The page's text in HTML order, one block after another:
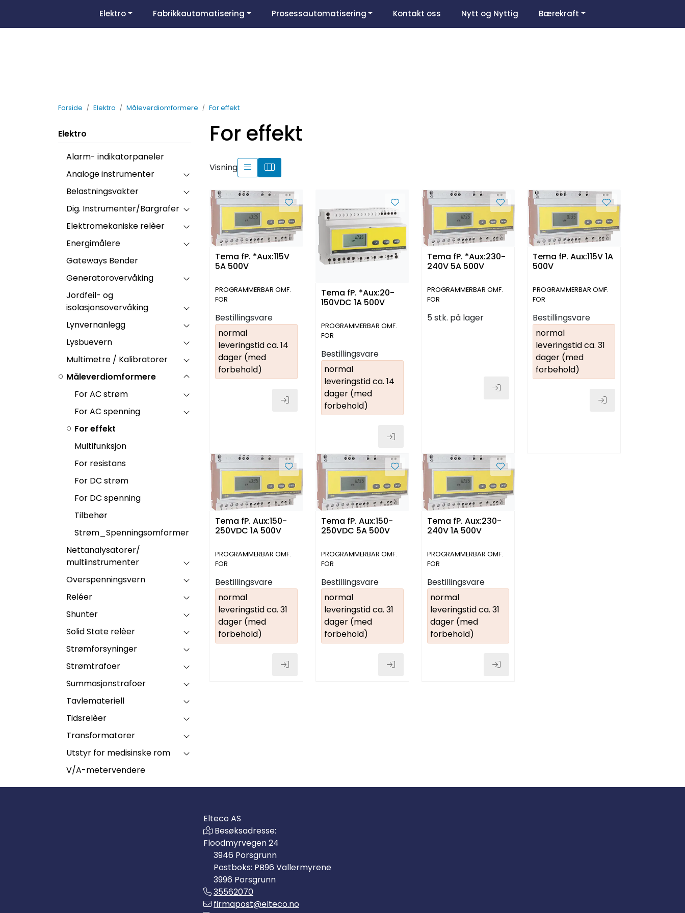
Om oss Favoritter
Elektro Fabrikkautomatisering Prosessautomatisering Kontakt oss Nytt og Nyttig Bærekraft
Forside Elektro Måleverdiomformere For effekt
Elektro
Alarm- indikatorpaneler
Analoge instrumenter
Belastningsvakter
Dig. Instrumenter/Bargrafer
Elektromekaniske relèer
Energimålere
Gateways Bender
Generatorovervåking
Jordfeil- og
isolasjonsovervåking
Lynvernanlegg
Lysbuevern
Multimetre / Kalibratorer
Måleverdiomformere
For AC strøm
For AC spenning
For effekt
Multifunksjon
For resistans
For DC strøm
For DC spenning
Tilbehør
Strøm_Spenningsomformer
Nettanalysatorer/
multiinstrumenter
Overspenningsvern
Reléer
Shunter
Solid State relèer
Strømforsyninger
Strømtrafoer
Summasjonstrafoer
Tavlemateriell
Tidsrelèer
Transformatorer
Utstyr for medisinske rom
V/A-metervendere
For effekt
Visning
Tema fP. *Aux:115V
5A 500V
PROGRAMMERBAR OMF.
FOR
Bestillingsvare
normal
leveringstid ca. 14
dager (med
forbehold)
Tema fP. *Aux:20-
150VDC 1A 500V
PROGRAMMERBAR OMF.
FOR
Bestillingsvare
normal
leveringstid ca. 14
dager (med
forbehold)
Tema fP. *Aux:230-
240V 5A 500V
PROGRAMMERBAR OMF.
FOR
5 stk. på lager
Tema fP. Aux:115V 1A
500V
PROGRAMMERBAR OMF.
FOR
Bestillingsvare
normal
leveringstid ca. 31
dager (med
forbehold)
Tema fP. Aux:150-
250VDC 1A 500V
PROGRAMMERBAR OMF.
FOR
Bestillingsvare
normal
leveringstid ca. 31
dager (med
forbehold)
Tema fP. Aux:150-
250VDC 5A 500V
PROGRAMMERBAR OMF.
FOR
Bestillingsvare
normal
leveringstid ca. 31
dager (med
forbehold)
Tema fP. Aux:230-
240V 1A 500V
PROGRAMMERBAR OMF.
FOR
Bestillingsvare
normal
leveringstid ca. 31
dager (med
forbehold)
Elteco AS
Besøksadresse:
Floodmyrvegen 24
3946 Porsgrunn
Postboks: PB96 Vallermyrene
3996 Porsgrunn
35562070
firmapost@elteco.no